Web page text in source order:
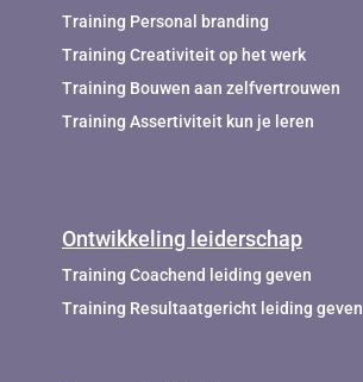
Training Personal branding
Training Creativiteit op het werk
Training Bouwen aan zelfvertrouwen
Training Assertiviteit kun je leren
Ontwikkeling leiderschap
Training Coachend leiding geven
Training Resultaatgericht leiding geven